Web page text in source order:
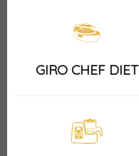
GIRO CHEF DIET